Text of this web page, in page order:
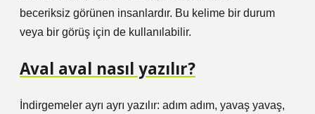
beceriksiz görünen insanlardır. Bu kelime bir durum
veya bir görüş için de kullanılabilir.
Aval aval nasıl yazılır?
İndirgemeler ayrı ayrı yazılır: adım adım, yavaş yavaş,